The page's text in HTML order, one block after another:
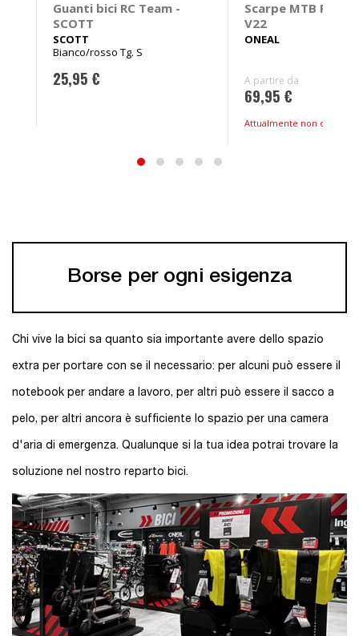
Guanti bici RC Team -
SCOTT
SCOTT
Bianco/rosso Tg. S
25,95 €
Scarpe MTB
V22
ONEAL
A partire da
69,95 €
Attualmente non
Borse per ogni esigenza
Chi vive la bici sa quanto sia importante avere dello spazio
extra per portare con se il necessario: per alcuni può essere il
notebook per andare a lavoro, per altri può essere il sacco a
pelo, per altri ancora è sufficiente lo spazio per una camera
d'aria di emergenza. Qualunque si la tua idea potrai trovare la
soluzione nel nostro reparto bici.